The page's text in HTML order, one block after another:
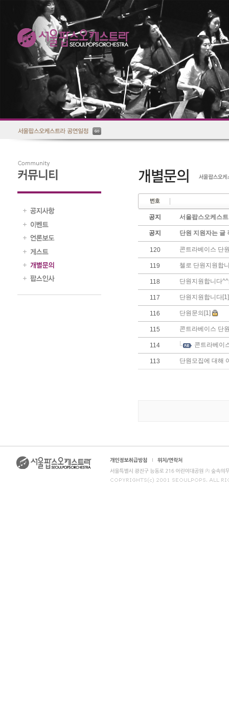
공지 서울팝스오케스
공지 단원 지원자는 글
120 콘트라베이스 단
119 첼로 단원지원합
118 단원지원합니다
117 단원지원합니다[1]
116 단원문의[1]
115 콘트라베이스 단
114 콘트라베이
113 단원모집에 대해